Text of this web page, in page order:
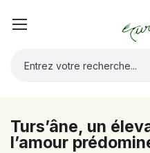
Turs’âne, un
l’amour